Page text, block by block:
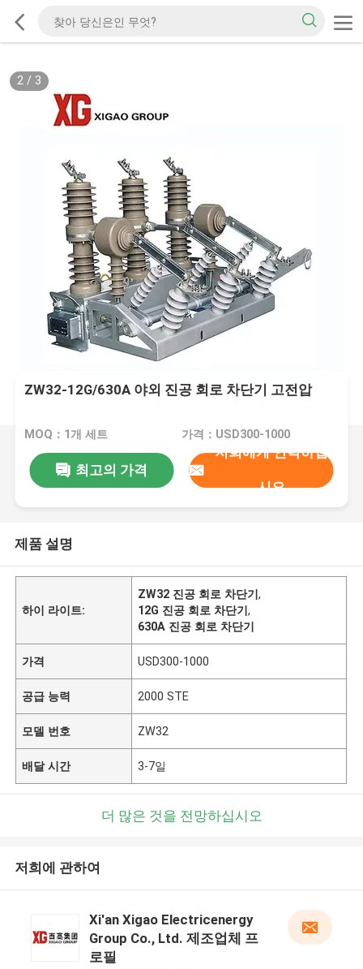
2/ 3
ZW32-12G/630A 야외 진공 회로 차단기 고전압
MOQ：1개 세트 가격：USD300-1000
최고의 가격
저희에게 연락하십
시오
제품 설명
하이 라이트:
ZW32 진공 회로 차단기,
12G 진공 회로 차단기,
630A 진공 회로 차단기
가격 USD300-1000
공급 능력 2000 STE
모델 번호 ZW32
배달 시간 3-7일
더 많은 것을 전망하십시오
저희에 관하여
Xi'an Xigao Electricenergy
Group Co., Ltd. 제조업체 프
로필